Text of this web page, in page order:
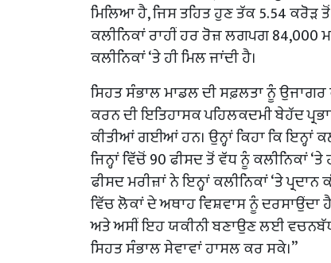
ਮਿਲਿਆ ਹੈ, ਜਿਸ ਤਹਿਤ ਹੁਣ ਤੱਕ 5.54 ਕਰੋੜ
ਕਲੀਨਿਕਾਂ ਰਾਹੀਂ ਹਰ ਰੋਜ਼ ਲਗਪਗ 84,000
ਕਲੀਨਿਕਾਂ ‘ਤੇ ਹੀ ਮਿਲ ਜਾਂਦੀ ਹੈ।
ਸਿਹਤ ਸੰਭਾਲ ਮਾਡਲ ਦੀ ਸਫ਼ਲਤਾ ਨੂੰ
ਕਰਨ ਦੀ ਇਤਿਹਾਸਕ ਪਹਿਲਕਦਮੀ ਬੇਹੱਦ
ਕੀਤੀਆਂ ਗਈਆਂ ਹਨ। ਉਨ੍ਹਾਂ ਕਿਹਾ ਕਿ ਇਨ੍ਹਾਂ
ਜਿਨ੍ਹਾਂ ਵਿੱਚੋਂ 90 ਫੀਸਦ ਤੋਂ ਵੱਧ ਨੂੰ
ਫੀਸਦ ਮਰੀਜ਼ਾਂ ਨੇ ਇਨ੍ਹਾਂ ਕਲੀਨਿਕਾਂ ‘ਤੇ
ਵਿੱਚ ਲੋਕਾਂ ਦੇ ਅਥਾਹ ਵਿਸ਼ਵਾਸ ਨੂੰ ਦਰਸਾਉਂਦਾ
ਅਤੇ ਅਸੀਂ ਇਹ ਯਕੀਨੀ ਬਣਾਉਣ ਲਈ
ਸਿਹਤ ਸੰਭਾਲ ਸੇਵਾਵਾਂ ਹਾਸਲ ਕਰ ਸਕੇ।”